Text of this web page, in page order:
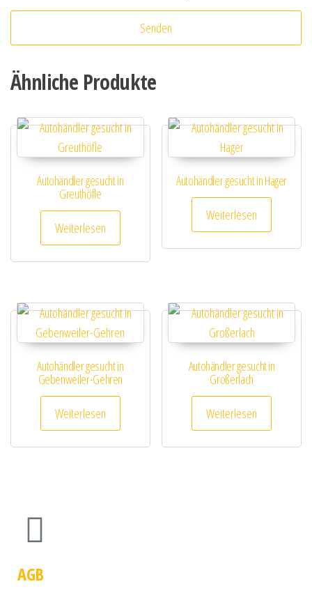
Ähnliche Produkte
Autohändler gesucht in
Greuthöfle
Weiterlesen
Autohändler gesucht in Hager
Weiterlesen
Autohändler gesucht in
Gebenweiler-Gehren
Weiterlesen
Autohändler gesucht in
Großerlach
Weiterlesen
AGB